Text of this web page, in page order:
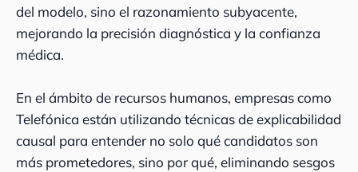
del modelo, sino el razonamiento subyacente,
mejorando la precisión diagnóstica y la confianza
médica.
En el ámbito de recursos humanos, empresas como
Telefónica están utilizando técnicas de explicabilidad
causal para entender no solo qué candidatos son
más prometedores, sino por qué, eliminando sesgos